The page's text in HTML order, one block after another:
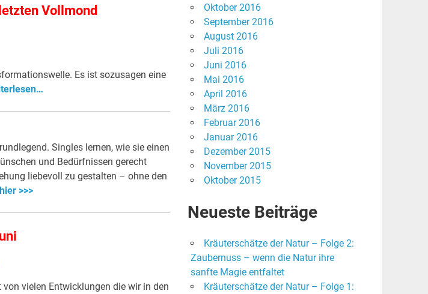
Vollmond
Es ist sozusagen eine
Singles lernen, wie sie einen
und Bedürfnissen gerecht
liebevoll zu gestalten – ohne den
hier >>>
vielen Entwicklungen die wir in den
Oktober 2016
September 2016
August 2016
Juli 2016
Juni 2016
Mai 2016
April 2016
März 2016
Februar 2016
Januar 2016
Dezember 2015
November 2015
Oktober 2015
Neueste Beiträge
Kräuterschätze der Natur – Folge 2:
Zaubernuss – wenn die Natur ihre
sanfte Magie entfaltet
Kräuterschätze der Natur – Folge 1: